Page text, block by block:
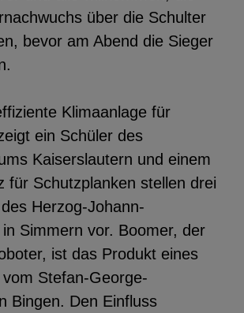
über die Schulter
bevor am Abend die Sieger
Klimaanlage für
ein Schüler des
Kaiserslautern und einem
für Schutzplanken stellen drei
Herzog-Johann-
Simmern vor. Boomer, der
ist das Produkt eines
Stefan-George-
Bingen. Den Einfluss